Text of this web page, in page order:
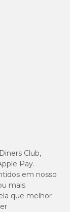
Club,
Pay.
em nosso
mais
que melhor